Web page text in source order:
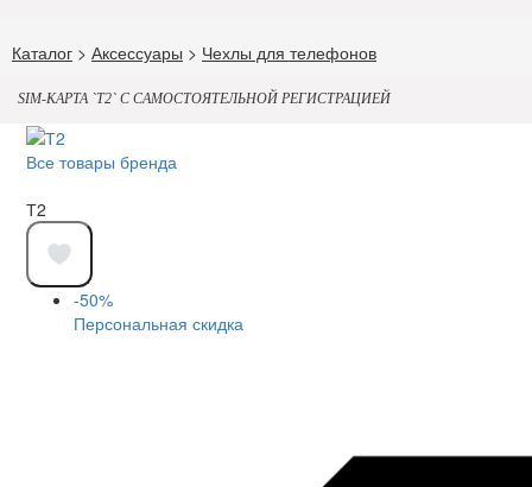
Каталог > Аксессуары > Чехлы для телефонов
SIM-КАРТА `Т2` С САМОСТОЯТЕЛЬНОЙ РЕГИСТРАЦИЕЙ
Все товары бренда
Т2
-50%
Персональная скидка